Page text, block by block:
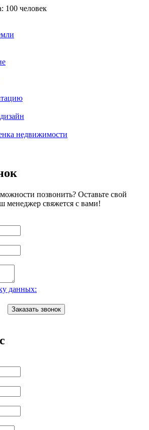
100 человек
недвижимости
позвонить? Оставьте свой
менеджер свяжется с вами!
данных:
Заказать звонок